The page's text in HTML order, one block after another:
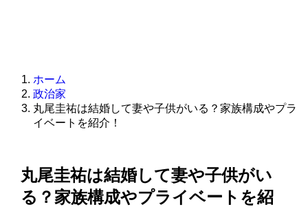
ホーム
政治家
丸尾圭祐は結婚して妻や子供がいる？家族構成やプラ
イベートを紹介！
丸尾圭祐は結婚して妻や子供がい
る？家族構成やプライベートを紹